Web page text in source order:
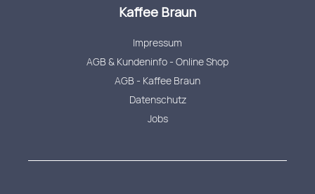
Kaffee Braun
Impressum
AGB & Kundeninfo - Online Shop
AGB - Kaffee Braun
Datenschutz
Jobs